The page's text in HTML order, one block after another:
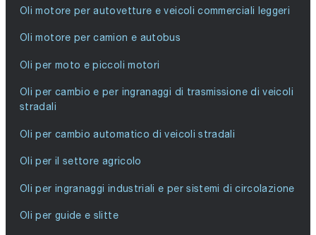
Oli motore per autovetture e veicoli commerciali leggeri
Oli motore per camion e autobus
Oli per moto e piccoli motori
Oli per cambio e per ingranaggi di trasmissione di veicoli
stradali
Oli per cambio automatico di veicoli stradali
Oli per il settore agricolo
Oli per ingranaggi industriali e per sistemi di circolazione
Oli per guide e slitte